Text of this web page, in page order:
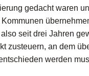
gedacht waren
seit drei Jahren
zusteuern, an dem
werden